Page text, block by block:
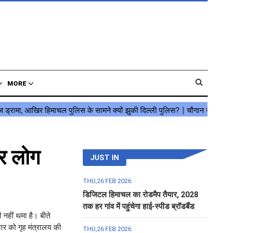
MORE
लोग
थमा है। बीते
को गृह मंत्रालय की
JUST IN
THU,26 FEB 2026
डिजिटल हिमाचल का रोडमैप तैयार, 2028
तक हर गांव में पहुंचेगा हाई-स्पीड ब्रॉडबैंड
THU,26 FEB 2026